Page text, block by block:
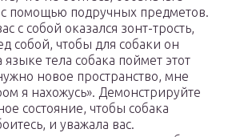
с помощью подручных предметов.
с собой оказался зонт-трость,
собой, чтобы для собаки он
тела собака поймет этот
новое пространство, мне
я нахожусь». Демонстрируйте
состояние, чтобы собака
и уважала вас.